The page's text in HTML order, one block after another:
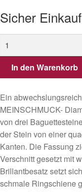
Sicher
Diamant
Ring
aus
Gold.
Menge
In den Warenkorb
Ein
MEINSCHMUCK-
von drei
der Stein von einer
Kanten. Die Fassung
Verschnitt gesetzt mit
Brillantbesatz setzt
schmale Ringschiene